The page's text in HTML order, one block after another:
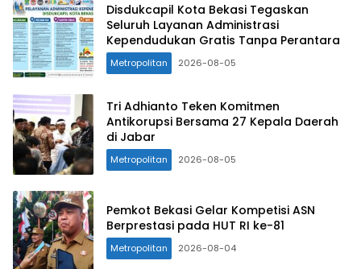
Disdukcapil Kota Bekasi Tegaskan
Seluruh Layanan Administrasi
Kependudukan Gratis Tanpa Perantara
Metropolitan 2026-08-05
Tri Adhianto Teken Komitmen
Antikorupsi Bersama 27 Kepala Daerah
di Jabar
Metropolitan 2026-08-05
Pemkot Bekasi Gelar Kompetisi ASN
Berprestasi pada HUT RI ke-81
Metropolitan 2026-08-04